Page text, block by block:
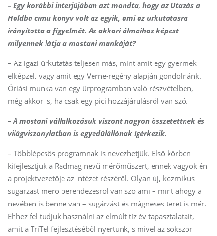
– Egy korábbi interjújában azt mondta, hogy az Utazás a
Holdba című könyv volt az egyik, ami az űrkutatásra
irányította a figyelmét. Az akkori álmaihoz képest
milyennek látja a mostani munkáját?
– Az igazi űrkutatás teljesen más, mint amit egy gyermek
elképzel, vagy amit egy Verne-regény alapján gondolnánk.
Óriási munka van egy űrprogramban való részvételben,
még akkor is, ha csak egy pici hozzájárulásról van szó.
– A mostani vállalkozásuk viszont nagyon összetettnek és
világviszonylatban is egyedülállónak ígérkezik.
– Többlépcsős programnak is nevezhetjük. Első körben
kifejlesztjük a Radmag nevű mérőműszert, ennek vagyok én
a projektvezetője az intézet részéről. Olyan új, kozmikus
sugárzást mérő berendezésről van szó ami – mint ahogy a
nevében is benne van – sugárzást és mágneses teret is mér.
Ehhez fel tudjuk használni az elmúlt tíz év tapasztalatait,
amit a TriTel fejlesztéséből nyertünk, s mivel az sokszor